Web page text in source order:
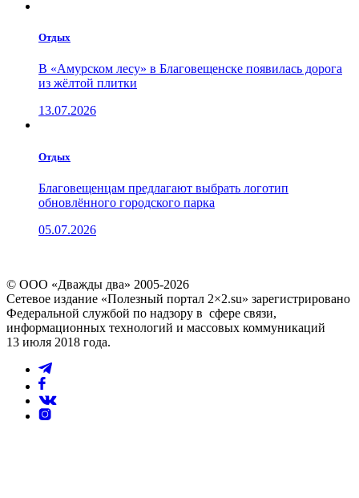
Отдых
В «Амурском лесу» в Благовещенске появилась дорога
из жёлтой плитки
13.07.2026
Отдых
Благовещенцам предлагают выбрать логотип
обновлённого городского парка
05.07.2026
© ООО «Дважды два» 2005-2026
Сетевое издание «Полезный портал 2×2.su» зарегистрировано
Федеральной службой по надзору в сфере связи,
информационных технологий и массовых коммуникаций
13 июля 2018 года.